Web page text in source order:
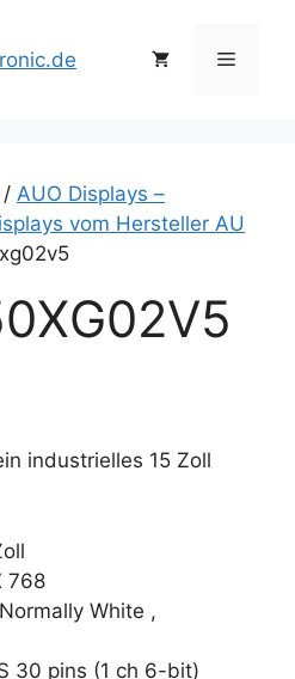
Menü
/ AUO Displays –
vom Hersteller AU
industrielles 15 Zoll
768
White ,
30 pins (1 ch 6-bit)